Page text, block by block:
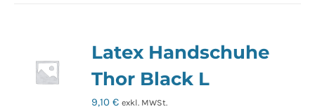
Latex Handschuhe
Thor Black L
9,10€ exkl. MWSt.